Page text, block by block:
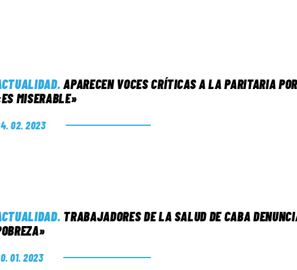
. APARECEN VOCES CRÍTICAS A LA PARITARIA
MISERABLE»
02. 2023
. TRABAJADORES DE LA SALUD DE CABA
01. 2023